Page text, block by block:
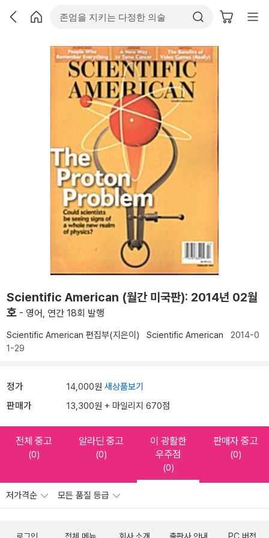
Scientific American (월간 미국판): 2014년 02월
호 - 영어, 연간 18회 발행
Scientific American 편집부(지은이) Scientific American 2014-0
1-29
정가 14,000원 새상품보기
판매가 13,300원 + 마일리지 670점
전체 중고
(0)
알라딘 중고
(0)
이 광활한
우주점
(0)
판매자 중고
(0)
저가격순 모든 품질 등급
로그인 전체 메뉴 회사 소개 출판사 안내 PC 버전